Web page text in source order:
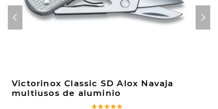
Victorinox Classic SD Alox Navaja
multiusos de aluminio